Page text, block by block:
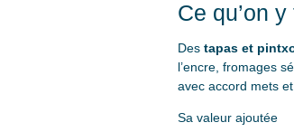
Ce qu’on
Des tapas et
l’encre, fromages
avec accord mets
Sa valeur ajoutée